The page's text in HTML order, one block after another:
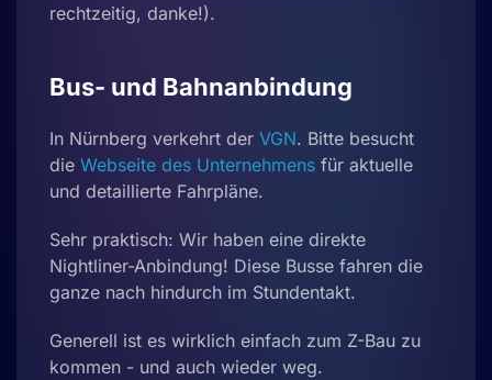
rechtzeitig, danke!).
Bus- und Bahnanbindung
In Nürnberg verkehrt der VGN. Bitte besucht
die Webseite des Unternehmens für aktuelle
und detaillierte Fahrpläne.
Sehr praktisch: Wir haben eine direkte
Nightliner-Anbindung! Diese Busse fahren die
ganze nach hindurch im Stundentakt.
Generell ist es wirklich einfach zum Z-Bau zu
kommen - und auch wieder weg.